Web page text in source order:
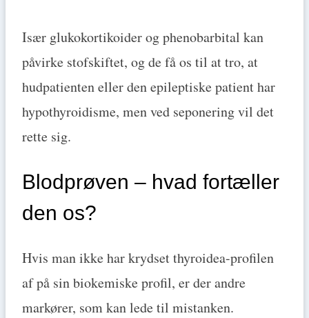
Især glukokortikoider og phenobarbital kan
påvirke stofskiftet, og de få os til at tro, at
hudpatienten eller den epileptiske patient har
hypothyroidisme, men ved seponering vil det
rette sig.
Blodprøven – hvad fortæller
den os?
Hvis man ikke har krydset thyroidea-profilen
af på sin biokemiske profil, er der andre
markører, som kan lede til mistanken.